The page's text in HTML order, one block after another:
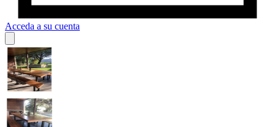
Acceda a su cuenta